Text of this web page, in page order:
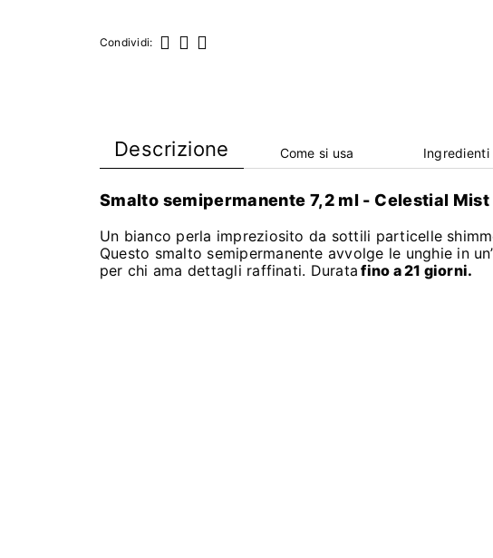
Condividi:
Descrizione Come si usa Ingredienti
Smalto semipermanente 7,2 ml - Celestial Mist
Un bianco perla impreziosito da sottili particelle
Questo smalto semipermanente avvolge le unghie in
per chi ama dettagli raffinati. Durata fino a 21 giorni.